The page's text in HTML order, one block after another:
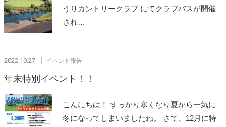
うりカントリークラブ にてクラブバスが開催
され…
2022.10.27 イベント報告
年末特別イベント！！
こんにちは！ すっかり寒くなり夏から一気に
冬になってしまいましたね。 さて、12月に特